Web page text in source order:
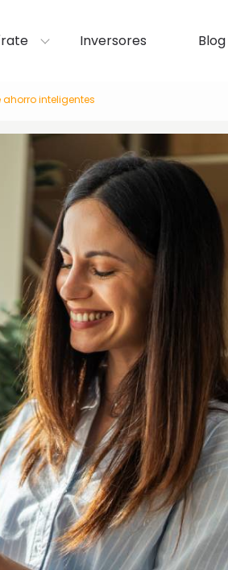
Inversores Blog
inteligentes